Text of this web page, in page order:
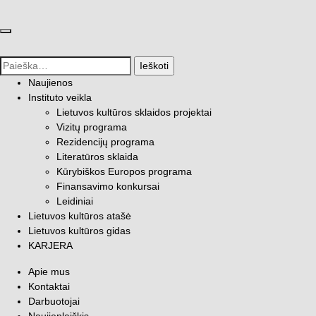
Paieška
Naujienos
Instituto veikla
Lietuvos kultūros sklaidos projektai
Vizitų programa
Rezidencijų programa
Literatūros sklaida
Kūrybiškos Europos programa
Finansavimo konkursai
Leidiniai
Lietuvos kultūros atašė
Lietuvos kultūros gidas
KARJERA
Apie mus
Kontaktai
Darbuotojai